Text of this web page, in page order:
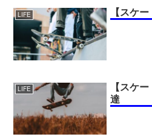
LIFE 【スケ
LIFE
【スケ
達